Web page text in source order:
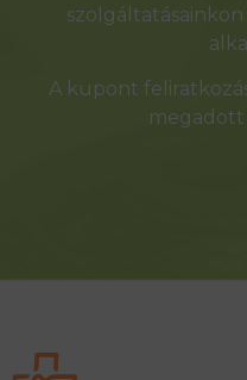
A kupont
megadott